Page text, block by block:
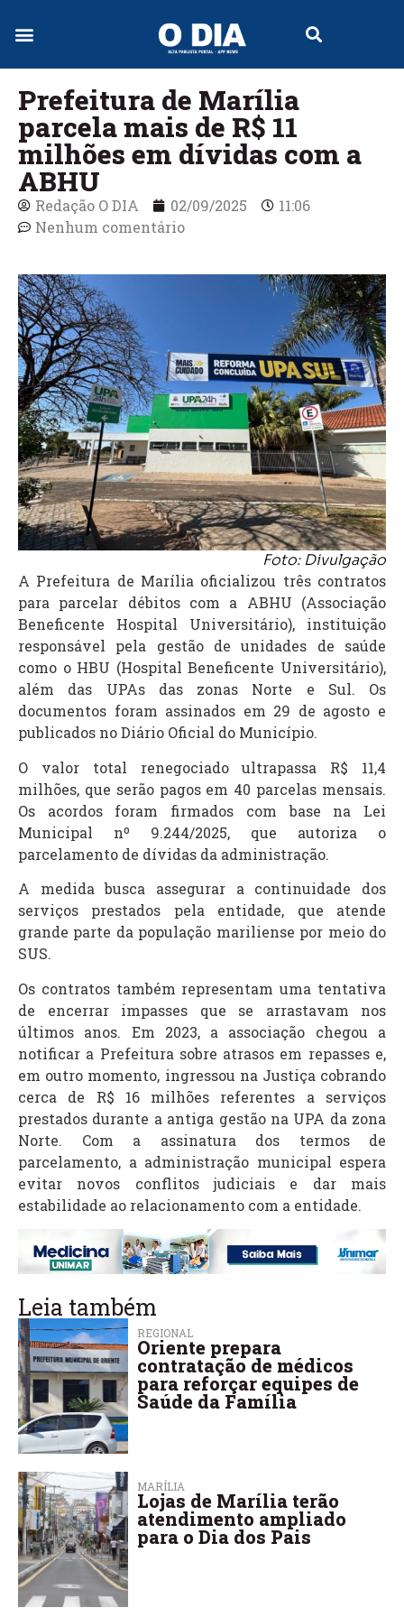
Prefeitura de Marília
parcela mais de R$ 11
milhões em dívidas com a
ABHU
Redação O DIA 02/09/2025
11:06
Nenhum comentário
Foto: Divulgação
A Prefeitura de Marília oficializou três contratos
para parcelar débitos com a ABHU (Associação
Beneficente Hospital Universitário), instituição
responsável pela gestão de unidades de saúde
como o HBU (Hospital Beneficente Universitário),
além das UPAs das zonas Norte e Sul. Os
documentos foram assinados em 29 de agosto e
publicados no Diário Oficial do Município.
O valor total renegociado ultrapassa R$ 11,4
milhões, que serão pagos em 40 parcelas mensais.
Os acordos foram firmados com base na Lei
Municipal nº 9.244/2025, que autoriza o
parcelamento de dívidas da administração.
A medida busca assegurar a continuidade dos
serviços prestados pela entidade, que atende
grande parte da população mariliense por meio do
SUS.
Os contratos também representam uma tentativa
de encerrar impasses que se arrastavam nos
últimos anos. Em 2023, a associação chegou a
notificar a Prefeitura sobre atrasos em repasses e,
em outro momento, ingressou na Justiça cobrando
cerca de R$ 16 milhões referentes a serviços
prestados durante a antiga gestão na UPA da zona
Norte. Com a assinatura dos termos de
parcelamento, a administração municipal espera
evitar novos conflitos judiciais e dar mais
estabilidade ao relacionamento com a entidade.
Leia também
REGIONAL
Oriente prepara
contratação de médicos
para reforçar equipes de
Saúde da Família
MARÍLIA
Lojas de Marília terão
atendimento ampliado
para o Dia dos Pais